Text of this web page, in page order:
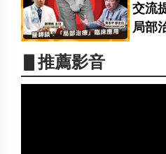
交流
局部
▋推薦影音